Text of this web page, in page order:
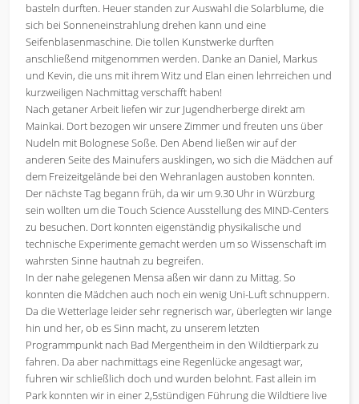
basteln durften. Heuer standen zur Auswahl die Solarblume, die
sich bei Sonneneinstrahlung drehen kann und eine
Seifenblasenmaschine. Die tollen Kunstwerke durften
anschließend mitgenommen werden. Danke an Daniel, Markus
und Kevin, die uns mit ihrem Witz und Elan einen lehrreichen und
kurzweiligen Nachmittag verschafft haben!
Nach getaner Arbeit liefen wir zur Jugendherberge direkt am
Mainkai. Dort bezogen wir unsere Zimmer und freuten uns über
Nudeln mit Bolognese Soße. Den Abend ließen wir auf der
anderen Seite des Mainufers ausklingen, wo sich die Mädchen auf
dem Freizeitgelände bei den Wehranlagen austoben konnten.
Der nächste Tag begann früh, da wir um 9.30 Uhr in Würzburg
sein wollten um die Touch Science Ausstellung des MIND-Centers
zu besuchen. Dort konnten eigenständig physikalische und
technische Experimente gemacht werden um so Wissenschaft im
wahrsten Sinne hautnah zu begreifen.
In der nahe gelegenen Mensa aßen wir dann zu Mittag. So
konnten die Mädchen auch noch ein wenig Uni-Luft schnuppern.
Da die Wetterlage leider sehr regnerisch war, überlegten wir lange
hin und her, ob es Sinn macht, zu unserem letzten
Programmpunkt nach Bad Mergentheim in den Wildtierpark zu
fahren. Da aber nachmittags eine Regenlücke angesagt war,
fuhren wir schließlich doch und wurden belohnt. Fast allein im
Park konnten wir in einer 2,5stündigen Führung die Wildtiere live